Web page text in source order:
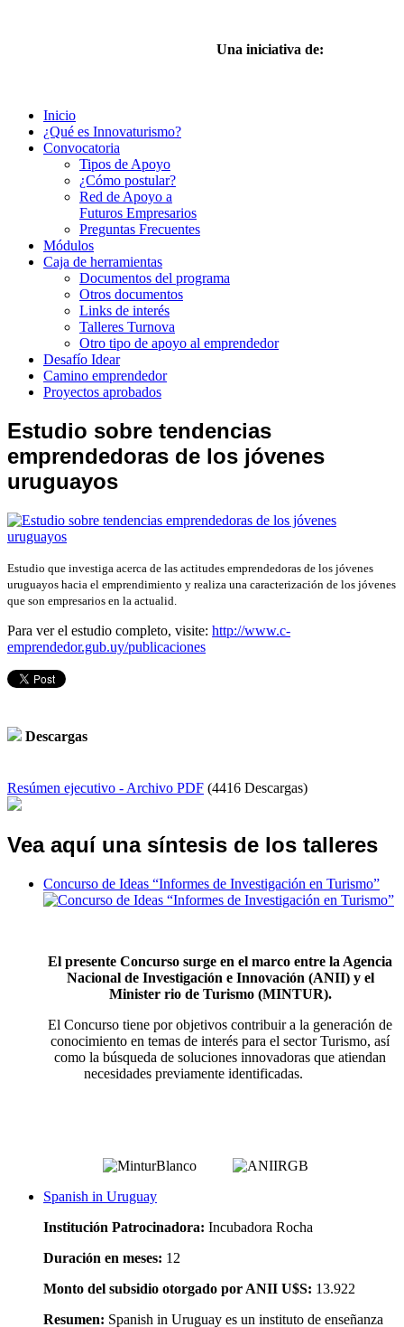
Una iniciativa de:
Inicio
¿Qué es Innovaturismo?
Convocatoria
Tipos de Apoyo
¿Cómo postular?
Red de Apoyo a
Futuros Empresarios
Preguntas Frecuentes
Módulos
Caja de herramientas
Documentos del programa
Otros documentos
Links de interés
Talleres Turnova
Otro tipo de apoyo al emprendedor
Desafío Idear
Camino emprendedor
Proyectos aprobados
Estudio sobre tendencias
emprendedoras de los jóvenes
uruguayos
Estudio que investiga acerca de las actitudes emprendedoras de los jóvenes
uruguayos hacia el emprendimiento y realiza una caracterización de los jóvenes
que son empresarios en la actualid.
Para ver el estudio completo, visite: http://www.c-
emprendedor.gub.uy/publicaciones
Descargas
Resúmen ejecutivo - Archivo PDF (4416 Descargas)
Vea aquí una síntesis de los talleres
Concurso de Ideas “Informes de Investigación en Turismo”
El presente Concurso surge en el marco entre la Agencia
Nacional de Investigación e Innovación (ANII) y el
Minister rio de Turismo (MINTUR).
El Concurso tiene por objetivos contribuir a la generación de
conocimiento en temas de interés para el sector Turismo, así
como la búsqueda de soluciones innovadoras que atiendan
necesidades previamente identificadas.
Spanish in Uruguay
Institución Patrocinadora: Incubadora Rocha
Duración en meses: 12
Monto del subsidio otorgado por ANII U$S: 13.922
Resumen: Spanish in Uruguay es un instituto de enseñanza